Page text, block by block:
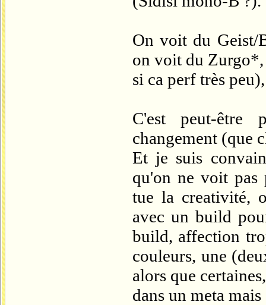
On voit du Geist/
on voit du Zurgo*,
si ca perf très
C'est peut-être
changement (que
Et je suis
qu'on ne voit pas
tue la creativité,
avec un build
build, affection
couleurs, une
alors que
dans un meta